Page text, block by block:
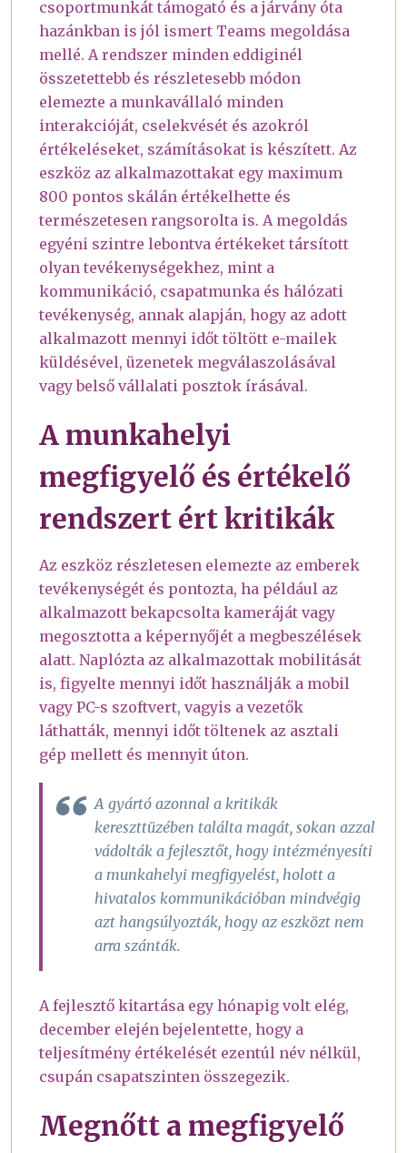
csoportmunkát támogató és a járvány óta
hazánkban is jól ismert Teams megoldása
mellé. A rendszer minden eddiginél
összetettebb és részletesebb módon
elemezte a munkavállaló minden
interakcióját, cselekvését és azokról
értékeléseket, számításokat is készített. Az
eszköz az alkalmazottakat egy maximum
800 pontos skálán értékelhette és
természetesen rangsorolta is. A megoldás
egyéni szintre lebontva értékeket társított
olyan tevékenységekhez, mint a
kommunikáció, csapatmunka és hálózati
tevékenység, annak alapján, hogy az adott
alkalmazott mennyi időt töltött e-mailek
küldésével, üzenetek megválaszolásával
vagy belső vállalati posztok írásával.
A munkahelyi
megfigyelő és értékelő
rendszert ért kritikák
Az eszköz részletesen elemezte az emberek
tevékenységét és pontozta, ha például az
alkalmazott bekapcsolta kameráját vagy
megosztotta a képernyőjét a megbeszélések
alatt. Naplózta az alkalmazottak mobilitását
is, figyelte mennyi időt használják a mobil
vagy PC-s szoftvert, vagyis a vezetők
láthatták, mennyi időt töltenek az asztali
gép mellett és mennyit úton.
A gyártó azonnal a kritikák
kereszttüzében találta magát, sokan azzal
vádolták a fejlesztőt, hogy intézményesíti
a munkahelyi megfigyelést, holott a
hivatalos kommunikációban mindvégig
azt hangsúlyozták, hogy az eszközt nem
arra szánták.
A fejlesztő kitartása egy hónapig volt elég,
december elején bejelentette, hogy a
teljesítmény értékelését ezentúl név nélkül,
csupán csapatszinten összegezik.
Megnőtt a megfigyelő